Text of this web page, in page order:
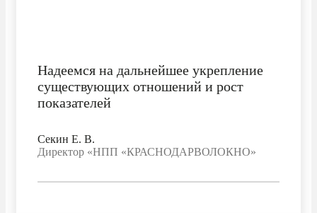
Надеемся на дальнейшее укрепление
существующих отношений и рост
показателей
Секин Е. В.
Директор «НПП «КРАСНОДАРВОЛОКНО»